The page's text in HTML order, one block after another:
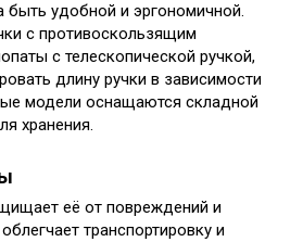
удобной и эргономичной.
с противоскользящим
с телескопической ручкой,
длину ручки в зависимости
модели оснащаются складной
хранения.
её от повреждений и
транспортировку и